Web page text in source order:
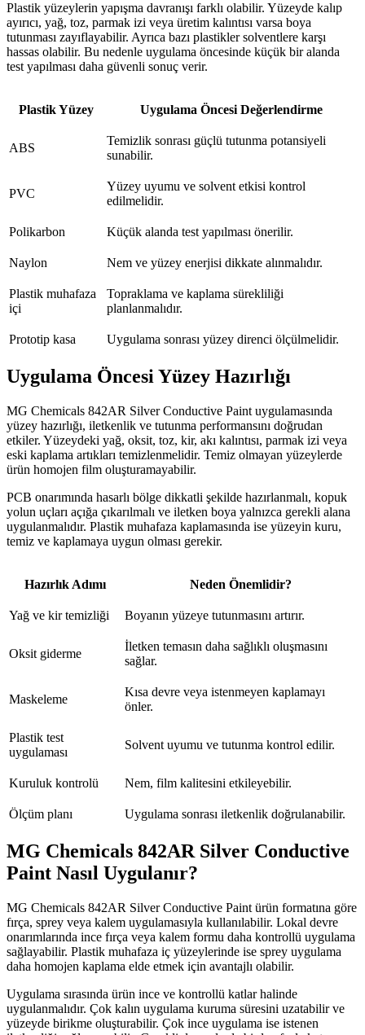
Plastik yüzeylerin yapışma davranışı farklı olabilir. Yüzeyde kalıp
ayırıcı, yağ, toz, parmak izi veya üretim kalıntısı varsa boya
tutunması zayıflayabilir. Ayrıca bazı plastikler solventlere karşı
hassas olabilir. Bu nedenle uygulama öncesinde küçük bir alanda
test yapılması daha güvenli sonuç verir.
Plastik Yüzey Uygulama Öncesi Değerlendirme
ABS
Temizlik sonrası güçlü tutunma potansiyeli
sunabilir.
PVC
Yüzey uyumu ve solvent etkisi kontrol
edilmelidir.
Polikarbon Küçük alanda test yapılması önerilir.
Naylon Nem ve yüzey enerjisi dikkate alınmalıdır.
Plastik muhafaza
içi
Topraklama ve kaplama sürekliliği
planlanmalıdır.
Prototip kasa Uygulama sonrası yüzey direnci ölçülmelidir.
Uygulama Öncesi Yüzey Hazırlığı
MG Chemicals 842AR Silver Conductive Paint uygulamasında
yüzey hazırlığı, iletkenlik ve tutunma performansını doğrudan
etkiler. Yüzeydeki yağ, oksit, toz, kir, akı kalıntısı, parmak izi veya
eski kaplama artıkları temizlenmelidir. Temiz olmayan yüzeylerde
ürün homojen film oluşturamayabilir.
PCB onarımında hasarlı bölge dikkatli şekilde hazırlanmalı, kopuk
yolun uçları açığa çıkarılmalı ve iletken boya yalnızca gerekli alana
uygulanmalıdır. Plastik muhafaza kaplamasında ise yüzeyin kuru,
temiz ve kaplamaya uygun olması gerekir.
Hazırlık Adımı Neden Önemlidir?
Yağ ve kir temizliği Boyanın yüzeye tutunmasını artırır.
Oksit giderme
İletken temasın daha sağlıklı oluşmasını
sağlar.
Maskeleme
Kısa devre veya istenmeyen kaplamayı
önler.
Plastik test
uygulaması
Solvent uyumu ve tutunma kontrol edilir.
Kuruluk kontrolü Nem, film kalitesini etkileyebilir.
Ölçüm planı Uygulama sonrası iletkenlik doğrulanabilir.
MG Chemicals 842AR Silver Conductive
Paint Nasıl Uygulanır?
MG Chemicals 842AR Silver Conductive Paint ürün formatına göre
fırça, sprey veya kalem uygulamasıyla kullanılabilir. Lokal devre
onarımlarında ince fırça veya kalem formu daha kontrollü uygulama
sağlayabilir. Plastik muhafaza iç yüzeylerinde ise sprey uygulama
daha homojen kaplama elde etmek için avantajlı olabilir.
Uygulama sırasında ürün ince ve kontrollü katlar halinde
uygulanmalıdır. Çok kalın uygulama kuruma süresini uzatabilir ve
yüzeyde birikme oluşturabilir. Çok ince uygulama ise istenen